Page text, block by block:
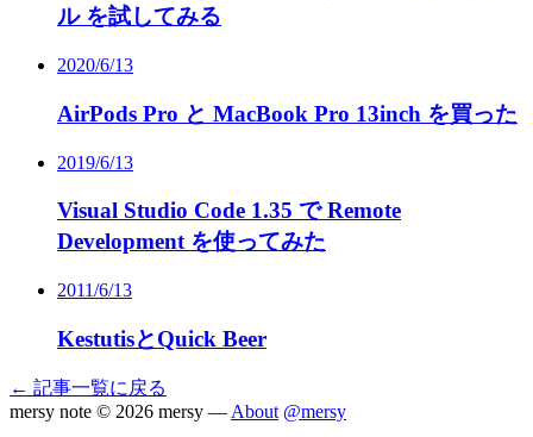
ル を試してみる
2020/6/13
AirPods Pro と MacBook Pro 13inch を買った
2019/6/13
Visual Studio Code 1.35 で Remote
Development を使ってみた
2011/6/13
KestutisとQuick Beer
← 記事一覧に戻る
mersy note © 2026 mersy — About @mersy